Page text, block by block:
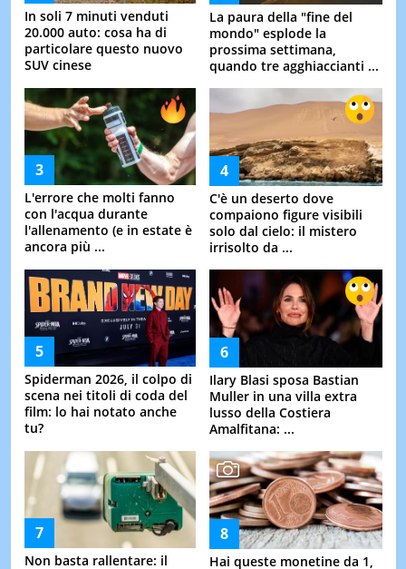
In soli 7 minuti venduti
20.000 auto: cosa ha di
particolare questo nuovo
SUV cinese
La paura della "fine del
mondo" esplode la
prossima settimana,
quando tre agghiaccianti ...
L'errore che molti fanno
con l'acqua durante
l'allenamento (e in estate è
ancora più ...
C'è un deserto dove
compaiono figure visibili
solo dal cielo: il mistero
irrisolto da ...
Spiderman 2026, il colpo di
scena nei titoli di coda del
film: lo hai notato anche
tu?
Ilary Blasi sposa Bastian
Muller in una villa extra
lusso della Costiera
Amalfitana: ...
Non basta rallentare: il
Hai queste monetine da 1,